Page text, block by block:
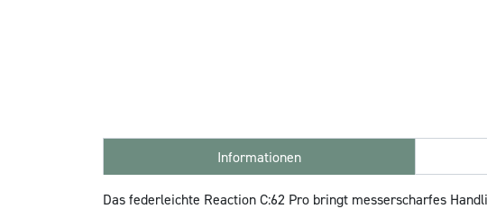
Informationen
Das federleichte Reaction C:62 Pro bringt messerscharfes